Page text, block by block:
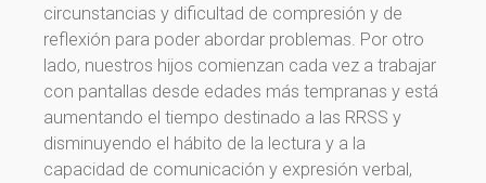
¡Gracias por suscribirte a
nuestra newsletter!
circunstancias y dificultad de compresión y de
reflexión para poder abordar problemas. Por otro
lado, nuestros hijos comienzan cada vez a trabajar
con pantallas desde edades más tempranas y está
aumentando el tiempo destinado a las RRSS y
disminuyendo el hábito de la lectura y a la
capacidad de comunicación y expresión verbal,